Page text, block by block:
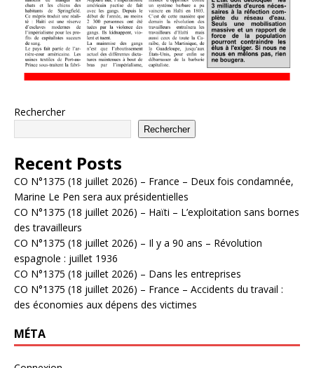
Rechercher
Rechercher
Recent Posts
CO N°1375 (18 juillet 2026) – France – Deux fois condamnée,
Marine Le Pen sera aux présidentielles
CO N°1375 (18 juillet 2026) – Haïti – L’exploitation sans bornes
des travailleurs
CO N°1375 (18 juillet 2026) – Il y a 90 ans – Révolution
espagnole : juillet 1936
CO N°1375 (18 juillet 2026) – Dans les entreprises
CO N°1375 (18 juillet 2026) – France – Accidents du travail :
des économies aux dépens des victimes
MÉTA